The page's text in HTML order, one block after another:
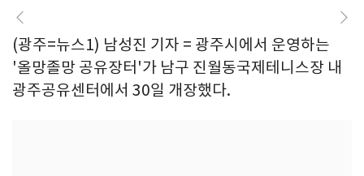
(광주=뉴스1) 남성진 기자 = 광주시에서 운영하는
'올망졸망 공유장터'가 남구 진월동국제테니스장 내
광주공유센터에서 30일 개장했다.